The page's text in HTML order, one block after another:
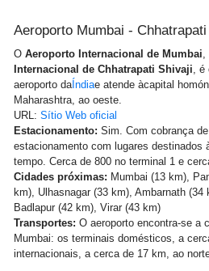
Aeroporto Mumbai -
O Aeroporto Internacional de Mumbai
Internacional de Chhatrapati Shivaji ,
aeroporto daÍndiae atende àcapital
Maharashtra, ao oeste.
URL: Sítio Web oficial
Estacionamento: Sim. Com cobrança
estacionamento com lugares destinados
tempo. Cerca de 800 no terminal 1 e
Cidades próximas: Mumbai (13 km),
km), Ulhasnagar (33 km), Ambarnath (34
Badlapur (42 km), Virar (43 km)
Transportes: O aeroporto encontra-se a
Mumbai: os terminais domésticos, a
internacionais, a cerca de 17 km, ao